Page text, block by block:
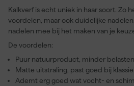
Kalkverf is echt uniek in haar soort. Zo
voordelen, maar ook duidelijke
nadelen mee bij het maken van je
De voordelen:
Puur natuurproduct, minder
Matte uitstraling, past goed bij
Ademt erg goed wat vocht- en